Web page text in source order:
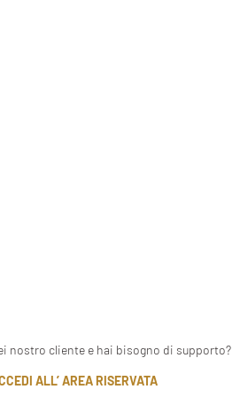
nostro cliente e hai bisogno di supporto?
ALL’ AREA RISERVATA